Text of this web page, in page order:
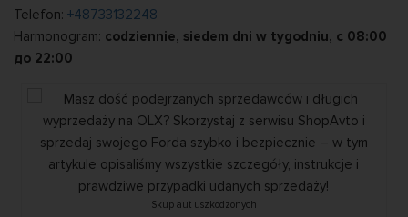
Telefon: +48733132248
Harmonogram: codziennie, siedem dni w tygodniu, с 08:00
до 22:00
Skup aut uszkodzonych